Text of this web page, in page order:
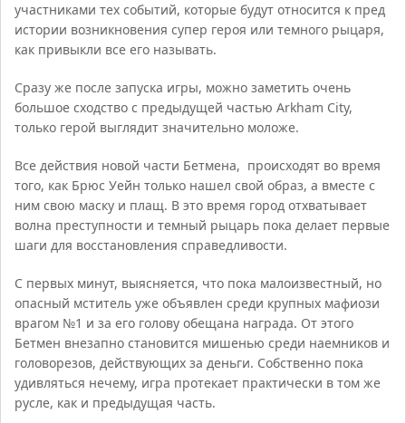
участниками тех событий, которые будут относится к пред
истории возникновения супер героя или темного рыцаря,
как привыкли все его называть.
Сразу же после запуска игры, можно заметить очень
большое сходство с предыдущей частью Arkham City,
только герой выглядит значительно моложе.
Все действия новой части Бетмена, происходят во время
того, как Брюс Уейн только нашел свой образ, а вместе с
ним свою маску и плащ. В это время город отхватывает
волна преступности и темный рыцарь пока делает первые
шаги для восстановления справедливости.
С первых минут, выясняется, что пока малоизвестный, но
опасный мститель уже объявлен среди крупных мафиози
врагом №1 и за его голову обещана награда. От этого
Бетмен внезапно становится мишенью среди наемников и
головорезов, действующих за деньги. Собственно пока
удивляться нечему, игра протекает практически в том же
русле, как и предыдущая часть.